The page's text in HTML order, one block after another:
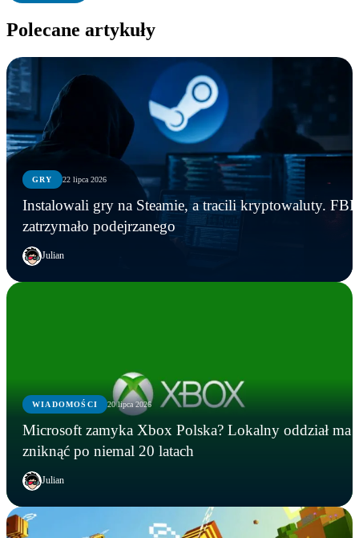
Polecane artykuły
GRY 22 lipca 2026
Instalowali gry na Steamie, a tracili kryptowaluty. FBI
zatrzymało podejrzanego
Julian
WIADOMOŚCI 20 lipca 2026
Microsoft zamyka Xbox Polska? Lokalny oddział ma
zniknąć po niemal 20 latach
Julian